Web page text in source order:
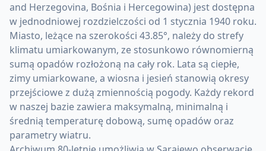
and Herzegovina, Bośnia i Hercegowina) jest dostępna
w jednodniowej rozdzielczości od 1 stycznia 1940 roku.
Miasto, leżące na szerokości 43.85°, należy do strefy
klimatu umiarkowanym, ze stosunkowo równomierną
sumą opadów rozłożoną na cały rok. Lata są ciepłe,
zimy umiarkowane, a wiosna i jesień stanowią okresy
przejściowe z dużą zmiennością pogody. Każdy rekord
w naszej bazie zawiera maksymalną, minimalną i
średnią temperaturę dobową, sumę opadów oraz
parametry wiatru.